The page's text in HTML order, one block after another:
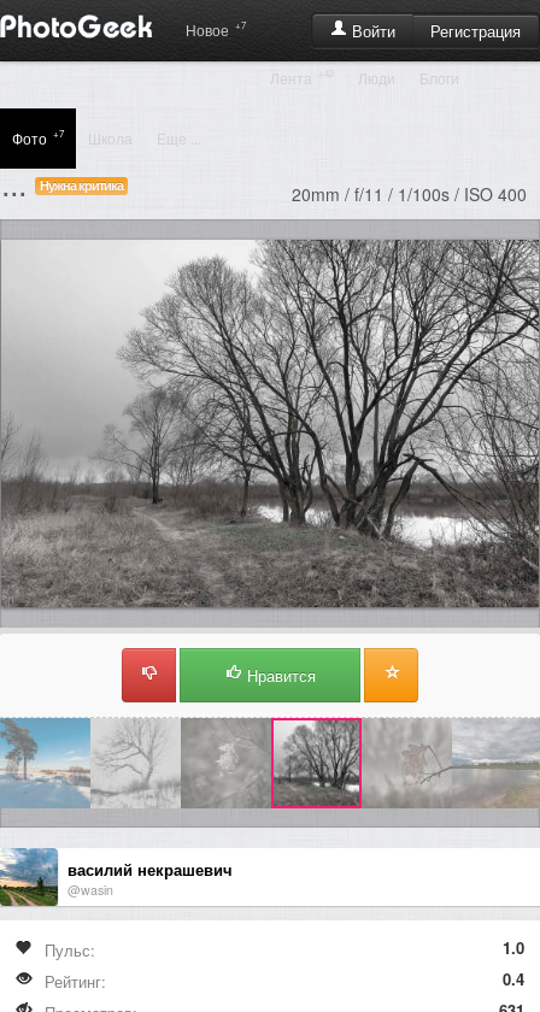
Войти Регистрация
Новое +7
Лента +42 Люди Блоги
Фото +7 Школа Еще ...
... Нужна критика 20mm / f/11 / 1/100s / ISO 400
Нравится
василий некрашевич
@wasin
Пульс:
1.0
Рейтинг:
0.4